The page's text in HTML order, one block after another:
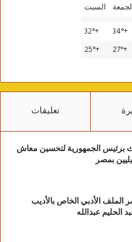
السبت
+
34°
+
32°
+
27°
+
25°
تعليقات
برئيس الجمهورية لتحسين معاش
بمصر
الملف الأدبي الخاص بالأديب
الحليم عبدالله